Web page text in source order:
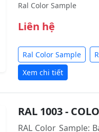
Ral Color Sample
Liên hệ
Ral Color Sample
Xem chi tiết
RAL 1003 -
RAL Color Sample: